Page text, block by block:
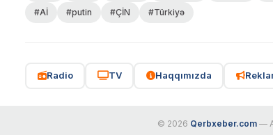
#Aİ
#putin #ÇİN #Türkiyə
Radio TV Haqqımızda
© 2026 Qerbxeber.com —